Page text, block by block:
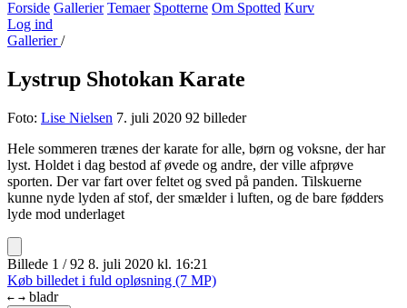
Forside Gallerier Temaer Spotterne Om Spotted Kurv
Log ind
Gallerier/
Lystrup Shotokan Karate
Foto: Lise Nielsen 7. juli 2020 92 billeder
Hele sommeren trænes der karate for alle, børn og voksne, der har
lyst. Holdet i dag bestod af øvede og andre, der ville afprøve
sporten. Der var fart over feltet og sved på panden. Tilskuerne
kunne nyde lyden af stof, der smælder i luften, og de bare fødders
lyde mod underlaget
Billede 1 / 92 8. juli 2020 kl. 16:21
Køb billedet i fuld opløsning (7 MP)
← → bladr